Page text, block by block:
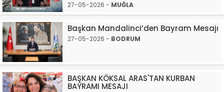
27-05-2026 - MUĞLA
Başkan Mandalinci’den Bayram Mesajı
27-05-2026 - BODRUM
BAŞKAN KÖKSAL ARAS'TAN KURBAN
BAYRAMI MESAJI